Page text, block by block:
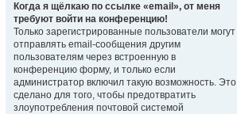
Когда я щёлкаю по ссылке «email», от меня
требуют войти на конференцию!
Только зарегистрированные пользователи могут
отправлять email-сообщения другим
пользователям через встроенную в
конференцию форму, и только если
администратор включил такую возможность. Это
сделано для того, чтобы предотвратить
злоупотребления почтовой системой